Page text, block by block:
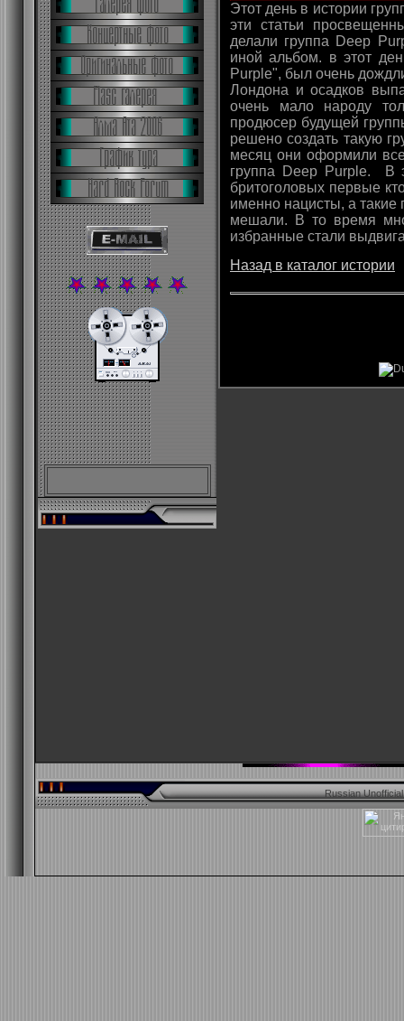
Этот день в истории
эти статьи
делали группа Deep
иной альбом. в этот
Purple", был очень
Лондона и осадков
очень мало народу
продюсер будущей
решено создать такую
месяц они оформили
группа Deep Purple. В
бритоголовых первые
именно нацисты, а такие
мешали. В то время
избранные стали
Назад в каталог истории
Russian